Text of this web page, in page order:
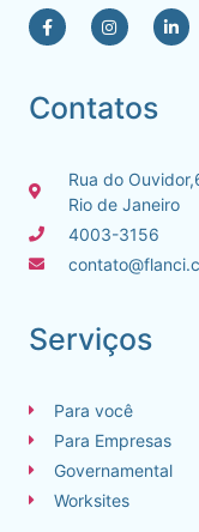
Contatos
Rua do
Rio de Janeiro
4003-3156
Serviços
Para você
Para Empresas
Governamental
Worksites